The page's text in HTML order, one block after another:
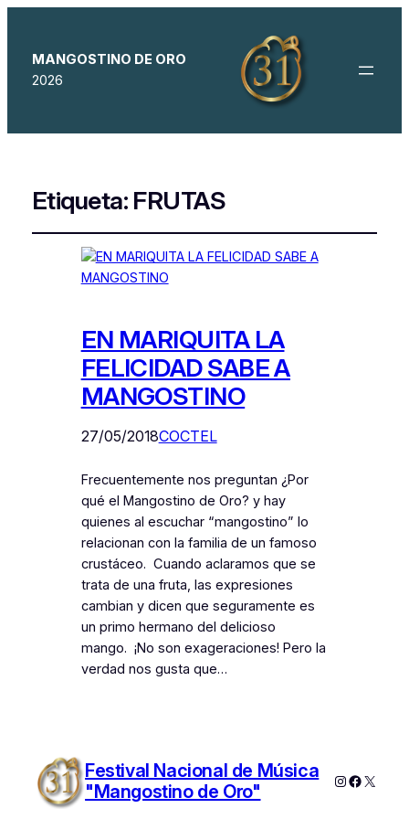
MANGOSTINO DE ORO
2026
Etiqueta: FRUTAS
EN MARIQUITA LA
FELICIDAD SABE A
MANGOSTINO
27/05/2018COCTEL
Frecuentemente nos preguntan ¿Por
qué el Mangostino de Oro? y hay
quienes al escuchar “mangostino” lo
relacionan con la familia de un famoso
crustáceo. Cuando aclaramos que se
trata de una fruta, las expresiones
cambian y dicen que seguramente es
un primo hermano del delicioso
mango. ¡No son exageraciones! Pero la
verdad nos gusta que…
Festival Nacional de Música
"Mangostino de Oro"
Instagram
X